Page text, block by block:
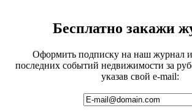
Бесплатно закажи
Оформить подписку на наш журнал
последних событий недвижимости за
указав свой e-mail: